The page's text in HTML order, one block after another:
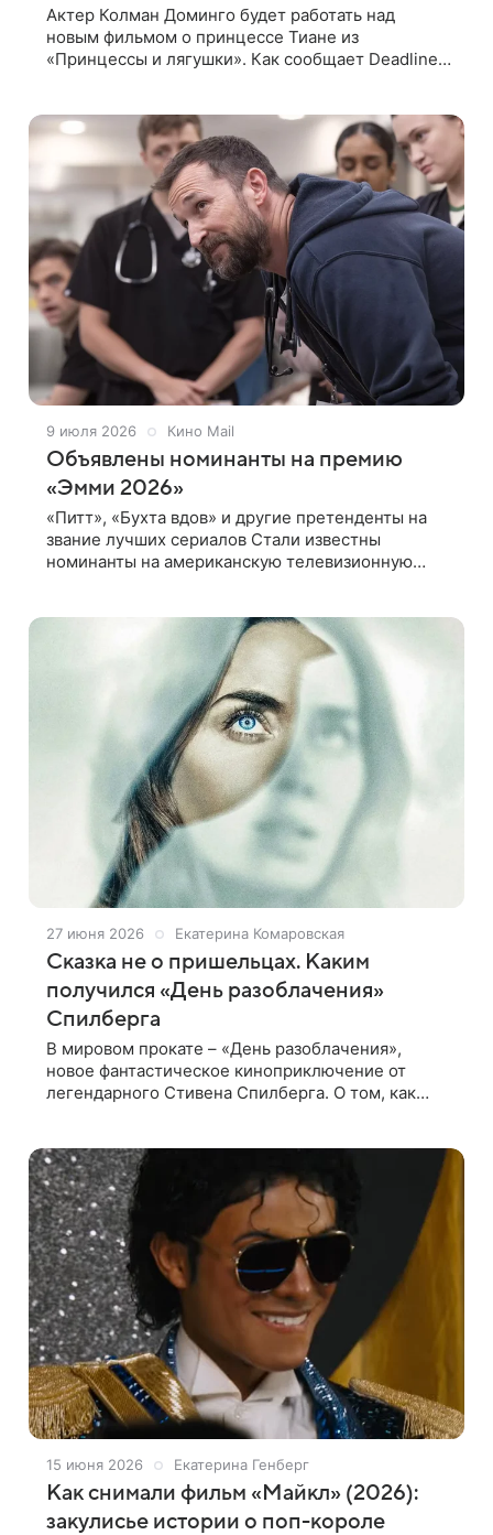
Актер Колман Доминго будет работать над
новым фильмом о принцессе Тиане из
«Принцессы и лягушки». Как сообщает Deadline,
режиссером
9 июля 2026 Кино Mail
Объявлены номинанты на премию
«Эмми 2026»
«Питт», «Бухта вдов» и другие претенденты на
звание лучших сериалов Стали известны
номинанты на американскую телевизионную
27 июня 2026 Екатерина Комаровская
Сказка не о пришельцах. Каким
получился «День разоблачения»
Спилберга
В мировом прокате – «День разоблачения»,
новое фантастическое киноприключение от
легендарного Стивена Спилберга. О том, как
15 июня 2026 Екатерина Генберг
Как снимали фильм «Майкл» (2026):
закулисье истории о поп-короле